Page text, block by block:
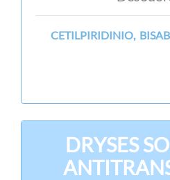
CETILPIRIDINIO,
DRYSES